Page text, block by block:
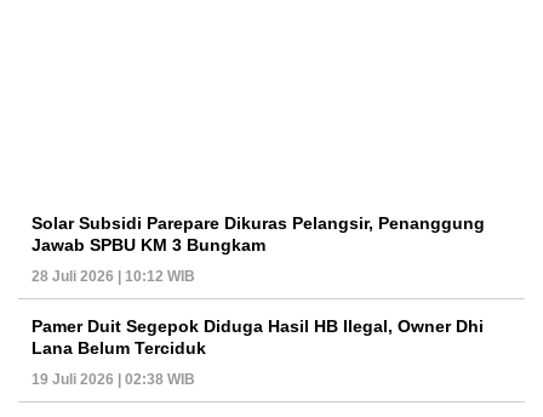
Solar Subsidi Parepare Dikuras Pelangsir, Penanggung
Jawab SPBU KM 3 Bungkam
28 Juli 2026 | 10:12 WIB
Pamer Duit Segepok Diduga Hasil HB Ilegal, Owner Dhi
Lana Belum Terciduk
19 Juli 2026 | 02:38 WIB